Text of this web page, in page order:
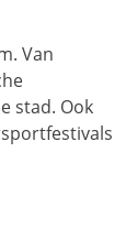
Van
stad. Ook